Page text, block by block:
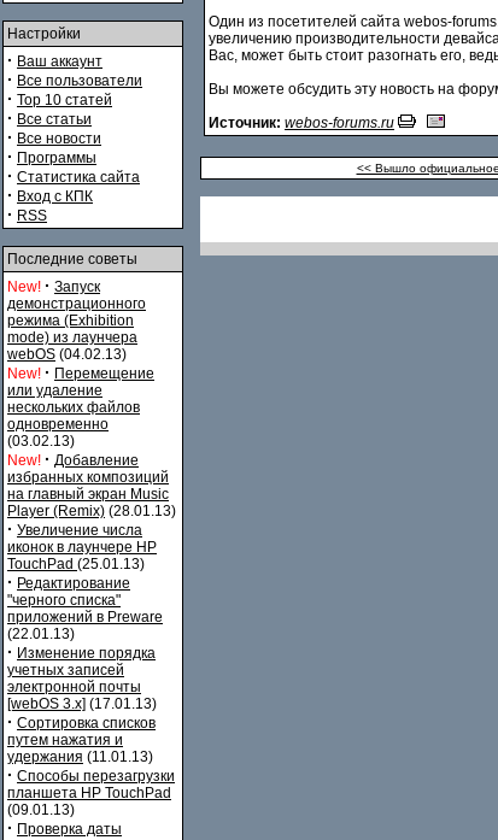
Настройки
· Ваш аккаунт
· Все пользователи
· Top 10 статей
· Все статьи
· Все новости
· Программы
· Статистика сайта
· Вход с КПК
· RSS
Последние советы
New! · Запуск
демонстрационного
режима (Exhibition
mode) из лаунчера
webOS (04.02.13)
New! · Перемещение
или удаление
нескольких файлов
одновременно
(03.02.13)
New! · Добавление
избранных композиций
на главный экран Music
Player (Remix) (28.01.13)
· Увеличение числа
иконок в лаунчере HP
TouchPad (25.01.13)
· Редактирование
"черного списка"
приложений в Preware
(22.01.13)
· Изменение порядка
учетных записей
электронной почты
[webOS 3.x] (17.01.13)
· Сортировка списков
путем нажатия и
удержания (11.01.13)
· Способы перезагрузки
планшета HP TouchPad
(09.01.13)
· Проверка даты
Один из посетителей сайта webos-
увеличению производительности
Вас, может быть стоит разогнать его,
Вы можете обсудить эту новость на
Источник: webos-forums.ru
<< Вышло